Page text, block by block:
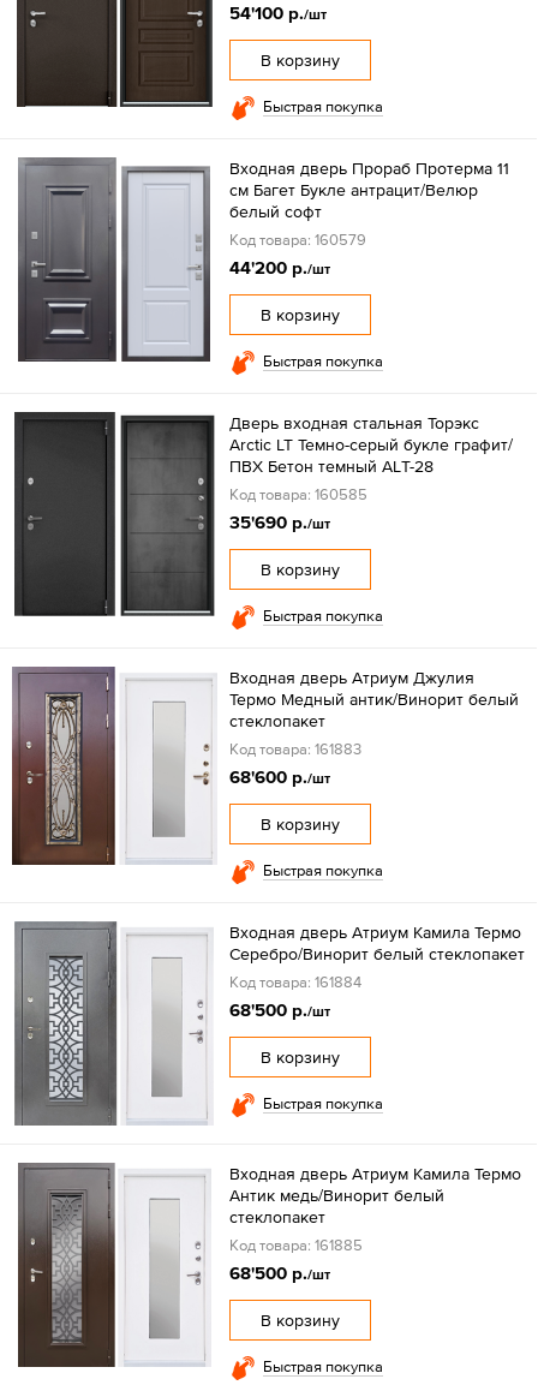
54'100 р./шт
В корзину
Быстрая покупка
Входная дверь Прораб Протерма 11
см Багет Букле антрацит/Велюр
белый софт
Код товара: 160579
44'200 р./шт
В корзину
Быстрая покупка
Дверь входная стальная Торэкс
Arctic LT Темно-серый букле графит/
ПВХ Бетон темный АLТ-28
Код товара: 160585
35'690 р./шт
В корзину
Быстрая покупка
Входная дверь Атриум Джулия
Термо Медный антик/Винорит белый
стеклопакет
Код товара: 161883
68'600 р./шт
В корзину
Быстрая покупка
Входная дверь Атриум Камила Термо
Серебро/Винорит белый стеклопакет
Код товара: 161884
68'500 р./шт
В корзину
Быстрая покупка
Входная дверь Атриум Камила Термо
Антик медь/Винорит белый
стеклопакет
Код товара: 161885
68'500 р./шт
В корзину
Быстрая покупка